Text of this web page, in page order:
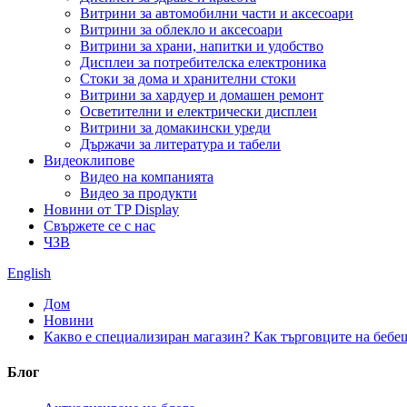
Витрини за автомобилни части и аксесоари
Витрини за облекло и аксесоари
Витрини за храни, напитки и удобство
Дисплеи за потребителска електроника
Стоки за дома и хранителни стоки
Витрини за хардуер и домашен ремонт
Осветителни и електрически дисплеи
Витрини за домакински уреди
Държачи за литература и табели
Видеоклипове
Видео на компанията
Видео за продукти
Новини от TP Display
Свържете се с нас
ЧЗВ
English
Дом
Новини
Какво е специализиран магазин? Как търговците на
Блог